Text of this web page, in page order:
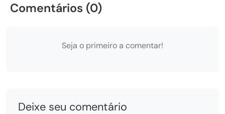
Comentários (0)
Seja o primeiro a comentar!
Deixe seu comentário